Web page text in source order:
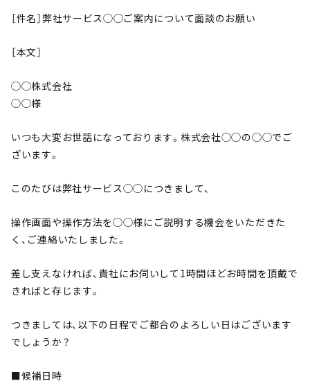
［件名］弊社サービス◯◯ご案内について面談のお願い
［本文］
◯◯株式会社
◯◯様
いつも大変お世話になっております。株式会社◯◯の◯◯でご
ざいます。
このたびは弊社サービス◯◯につきまして、
操作画面や操作方法を◯◯様にご説明する機会をいただきた
く、ご連絡いたしました。
差し支えなければ、貴社にお伺いして1時間ほどお時間を頂戴で
きればと存じます。
つきましては、以下の日程でご都合のよろしい日はございます
でしょうか？
■候補日時